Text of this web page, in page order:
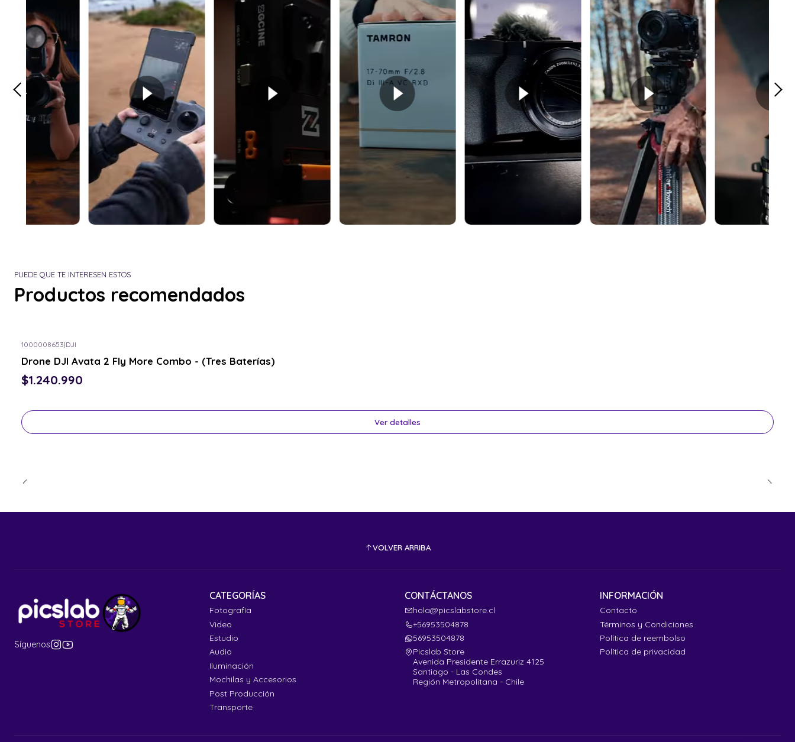
PUEDE QUE TE INTERESEN ESTOS
Productos recomendados
1000008653|DJI
Drone DJI Avata 2 Fly More Combo - (Tres Baterías)
$1.240.990
Ver detalles
VOLVER ARRIBA
Síguenos
CATEGORÍAS
Fotografía
Video
Estudio
Audio
Iluminación
Mochilas y Accesorios
Post Producción
Transporte
CONTÁCTANOS
hola@picslabstore.cl
+56953504878
56953504878
Picslab Store
Avenida Presidente Errazuriz 4125
Santiago - Las Condes
Región Metropolitana - Chile
INFORMACIÓN
Contacto
Términos y Condiciones
Política de reembolso
Política de privacidad